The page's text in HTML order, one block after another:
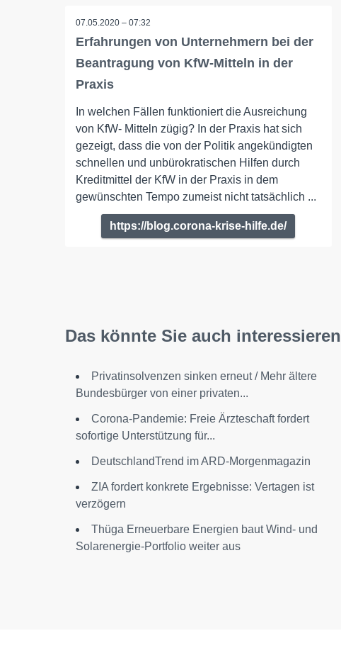
07.05.2020 – 07:32
Erfahrungen von Unternehmern bei der
Beantragung von KfW-Mitteln in der
Praxis
In welchen Fällen funktioniert die Ausreichung
von KfW- Mitteln zügig? In der Praxis hat sich
gezeigt, dass die von der Politik angekündigten
schnellen und unbürokratischen Hilfen durch
Kreditmittel der KfW in der Praxis in dem
gewünschten Tempo zumeist nicht tatsächlich ...
https://blog.corona-krise-hilfe.de/
Das könnte Sie auch interessieren
Privatinsolvenzen sinken erneut / Mehr ältere
Bundesbürger von einer privaten...
Corona-Pandemie: Freie Ärzteschaft fordert
sofortige Unterstützung für...
DeutschlandTrend im ARD-Morgenmagazin
ZIA fordert konkrete Ergebnisse: Vertagen ist
verzögern
Thüga Erneuerbare Energien baut Wind- und
Solarenergie-Portfolio weiter aus